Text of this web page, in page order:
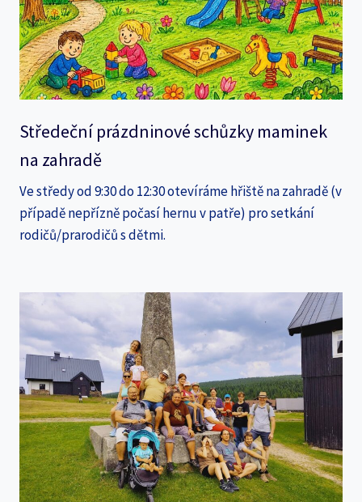
Středeční prázdninové schůzky maminek
na zahradě
Ve středy od 9:30 do 12:30 otevíráme hřiště na zahradě (v
případě nepřízně počasí hernu v patře) pro setkání
rodičů/prarodičů s dětmi.